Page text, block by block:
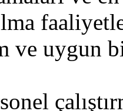
ve uygun